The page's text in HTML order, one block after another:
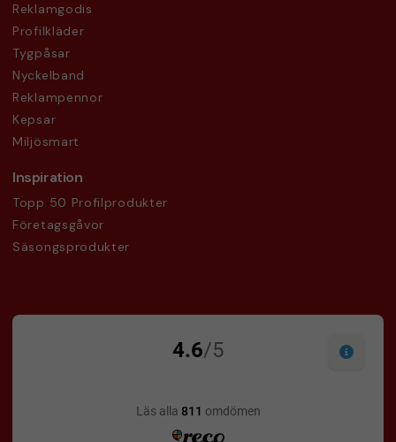
Reklamgodis
Profilkläder
Tygpåsar
Nyckelband
Reklampennor
Kepsar
Miljösmart
Inspiration
Topp 50 Profilprodukter
Företagsgåvor
Säsongsprodukter